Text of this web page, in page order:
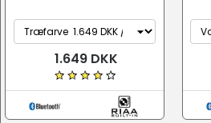
1.649 DKK